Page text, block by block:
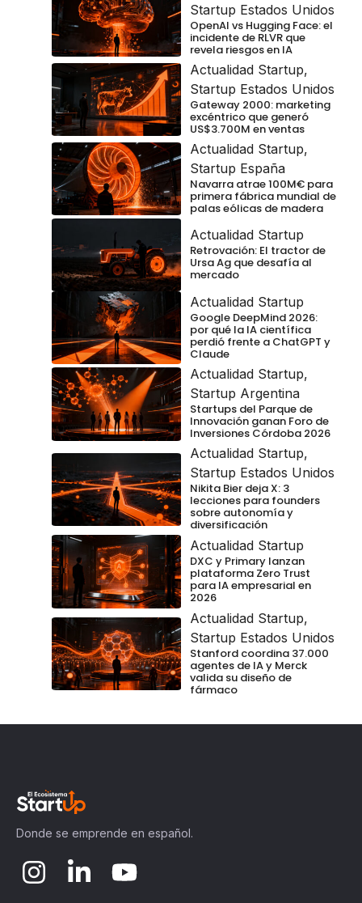
Startup Estados Unidos
OpenAI vs Hugging Face: el
incidente de RLVR que
revela riesgos en IA
Actualidad Startup,
Startup Estados Unidos
Gateway 2000: marketing
excéntrico que generó
US$3.700M en ventas
Actualidad Startup,
Startup España
Navarra atrae 100M€ para
primera fábrica mundial de
palas eólicas de madera
Actualidad Startup
Retrovación: El tractor de
Ursa Ag que desafía al
mercado
Actualidad Startup
Google DeepMind 2026:
por qué la IA científica
perdió frente a ChatGPT y
Claude
Actualidad Startup,
Startup Argentina
Startups del Parque de
Innovación ganan Foro de
Inversiones Córdoba 2026
Actualidad Startup,
Startup Estados Unidos
Nikita Bier deja X: 3
lecciones para founders
sobre autonomía y
diversificación
Actualidad Startup
DXC y Primary lanzan
plataforma Zero Trust
para IA empresarial en
2026
Actualidad Startup,
Startup Estados Unidos
Stanford coordina 37.000
agentes de IA y Merck
valida su diseño de
fármaco
Donde se emprende en español.